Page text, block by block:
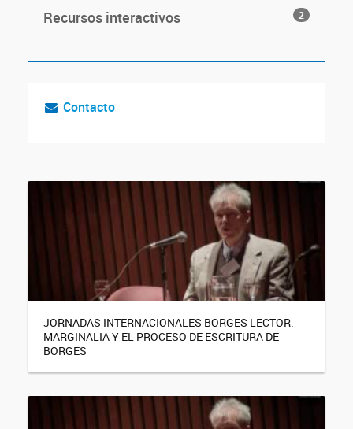
Recursos interactivos 2
Contacto
JORNADAS INTERNACIONALES BORGES LECTOR.
MARGINALIA Y EL PROCESO DE ESCRITURA DE
BORGES